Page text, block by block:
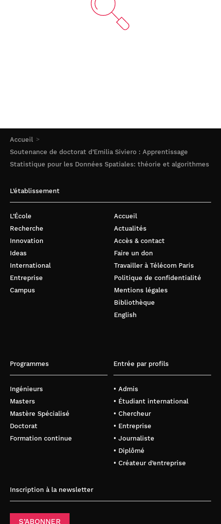
Accueil
Soutenance de doctorat d’Emilia Siviero : Apprentissage
Statistique pour les Données Spatiales: théorie et algorithmes
L’établissement
L’École
Recherche
Innovation
Ideas
International
Entreprise
Campus
Accueil
Actualités
Accès & contact
Faire un don
Travailler à Télécom Paris
Politique de confidentialité
Mentions légales
Bibliothèque
English
Programmes
Ingénieurs
Masters
Mastère Spécialisé
Doctorat
Formation continue
Entrée par profils
• Admis
• Étudiant international
• Chercheur
• Entreprise
• Journaliste
• Diplômé
• Créateur d’entreprise
Inscription à la newsletter
S’ABONNER